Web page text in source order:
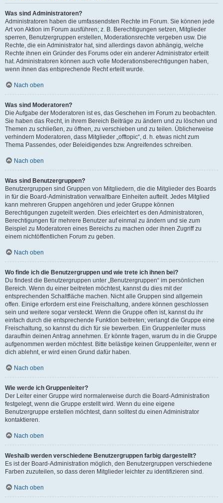
Was sind Administratoren?
Administratoren haben die umfassendsten Rechte im Forum. Sie können jede
Art von Aktion im Forum ausführen; z. B. Berechtigungen setzen, Mitglieder
sperren, Benutzergruppen erstellen, Moderationsrechte vergeben usw. Die
Rechte, die ein Administrator hat, sind allerdings davon abhängig, welche
Rechte ihnen ein Gründer des Forums oder ein anderer Administrator erteilt
hat. Administratoren können auch volle Moderationsberechtigungen haben,
wenn ihnen das entsprechende Recht erteilt wurde.
Nach oben
Was sind Moderatoren?
Die Aufgabe der Moderatoren ist es, das Geschehen im Forum zu beobachten.
Sie haben das Recht, in ihrem Bereich Beiträge zu ändern und zu löschen und
Themen zu schließen, zu öffnen, zu verschieben und zu teilen. Üblicherweise
verhindern Moderatoren, dass Mitglieder „offtopic“, d. h. etwas nicht zum
Thema Passendes, oder Beleidigendes bzw. Angreifendes schreiben.
Nach oben
Was sind Benutzergruppen?
Benutzergruppen sind Gruppen von Mitgliedern, die die Mitglieder des Boards
in für die Board-Administration verwaltbare Einheiten aufteilt. Jedes Mitglied
kann mehreren Gruppen angehören und jeder Gruppe können
Berechtigungen zugeteilt werden. Dies erleichtert es den Administratoren,
Berechtigungen für mehrere Benutzer auf einmal zu ändern und sie zum
Beispiel zu Moderatoren eines Bereichs zu machen oder ihnen Zugriff zu
einem nichtöffentlichen Forum zu geben.
Nach oben
Wo finde ich die Benutzergruppen und wie trete ich ihnen bei?
Du findest die Benutzergruppen unter „Benutzergruppen“ im persönlichen
Bereich. Wenn du einer beitreten möchtest, kannst du dies mit der
entsprechenden Schaltfläche machen. Nicht alle Gruppen sind allgemein
offen. Einige erfordern erst eine Freischaltung, andere können geschlossen
sein und weitere sogar versteckt. Wenn die Gruppe offen ist, kannst du ihr
einfach durch die entsprechende Funktion beitreten; verlangt die Gruppe eine
Freischaltung, so kannst du dich für sie bewerben. Ein Gruppenleiter muss
daraufhin deinen Antrag annehmen. Er könnte fragen, warum du in die Gruppe
aufgenommen werden möchtest. Bitte belästige keinen Gruppenleiter, wenn er
dich ablehnt, er wird einen Grund dafür haben.
Nach oben
Wie werde ich Gruppenleiter?
Der Leiter einer Gruppe wird normalerweise durch die Board-Administration
festgelegt, wenn die Gruppe erstellt wird. Wenn du eine eigene
Benutzergruppe erstellen möchtest, dann solltest du einen Administrator
kontaktieren.
Nach oben
Weshalb werden verschiedene Benutzergruppen farbig dargestellt?
Es ist der Board-Administration möglich, den Benutzergruppen verschiedene
Farben zuzuteilen, so dass deren Mitglieder leichter zu identifizieren sind.
Nach oben